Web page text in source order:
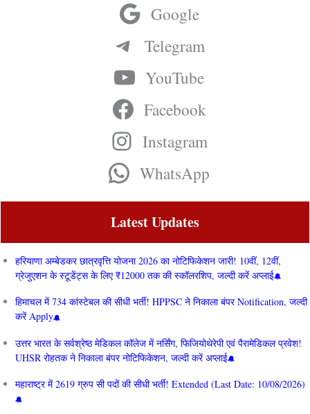
Google
Telegram
YouTube
Facebook
Instagram
WhatsApp
Latest Updates
हरियाणा अम्बेडकर छात्रवृत्ति योजना 2026 का नोटिफिकेशन जारी! 10वीं, 12वीं,
ग्रेजुएशन के स्टूडेंट्स के लिए ₹12000 तक की स्कॉलरशिप, जल्दी करें अप्लाई
हिमाचल में 734 कांस्टेबल की सीधी भर्ती! HPPSC ने निकाला बंपर Notification, जल्दी
करें Apply
उत्तर भारत के सर्वश्रेष्ठ मेडिकल कॉलेज में नर्सिंग, फिजियोथेरेपी एवं पैरामेडिकल प्रवेश!
UHSR रोहतक ने निकाला बंपर नोटिफिकेशन, जल्दी करें अप्लाई
महाराष्ट्र में 2619 ग्रुप सी पदों की सीधी भर्ती! Extended (Last Date: 10/08/2026)